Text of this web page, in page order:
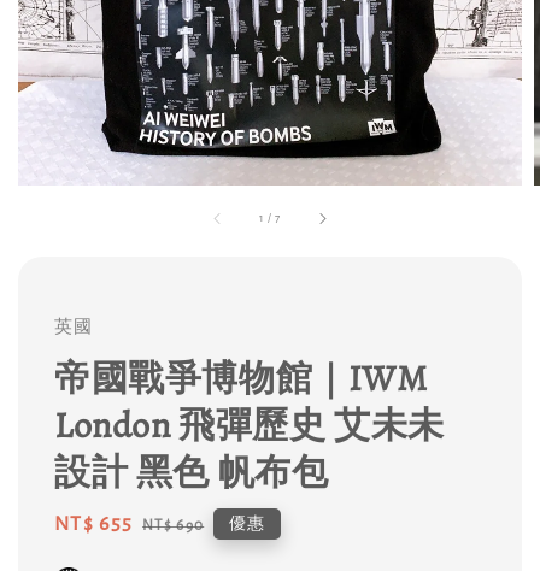
1 /7
英國
帝國戰爭博物館｜IWM
London 飛彈歷史 艾未未
設計 黑色 帆布包
Sale
NT$ 655 Regular
NT$ 690 優惠